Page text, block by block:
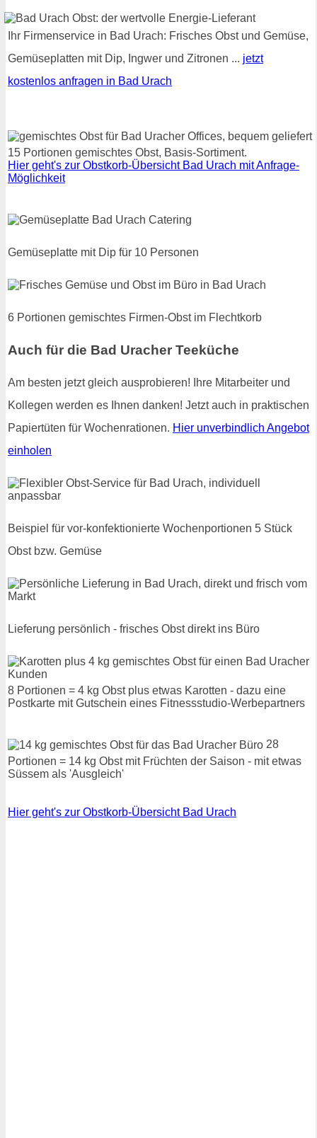
Ihr Firmenservice in Bad Urach: Frisches Obst und Gemüse,
Gemüseplatten mit Dip, Ingwer und Zitronen ... jetzt
kostenlos anfragen in Bad Urach
15 Portionen gemischtes Obst, Basis-Sortiment.
Hier geht's zur Obstkorb-Übersicht Bad Urach mit Anfrage-
Möglichkeit
Gemüseplatte mit Dip für 10 Personen
6 Portionen gemischtes Firmen-Obst im Flechtkorb
Auch für die Bad Uracher Teeküche
Am besten jetzt gleich ausprobieren! Ihre Mitarbeiter und
Kollegen werden es Ihnen danken! Jetzt auch in praktischen
Papiertüten für Wochenrationen. Hier unverbindlich Angebot
einholen
Beispiel für vor-konfektionierte Wochenportionen 5 Stück
Obst bzw. Gemüse
Lieferung persönlich - frisches Obst direkt ins Büro
8 Portionen = 4 kg Obst plus etwas Karotten - dazu eine
Postkarte mit Gutschein eines Fitnessstudio-Werbepartners
28
Portionen = 14 kg Obst mit Früchten der Saison - mit etwas
Süssem als 'Ausgleich'
Hier geht's zur Obstkorb-Übersicht Bad Urach